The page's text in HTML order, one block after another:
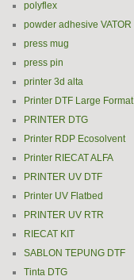
polyflex
powder adhesive VATOR
press mug
press pin
printer 3d alta
Printer DTF Large Format
PRINTER DTG
Printer RDP Ecosolvent
Printer RIECAT ALFA
PRINTER UV DTF
Printer UV Flatbed
PRINTER UV RTR
RIECAT KIT
SABLON TEPUNG DTF
Tinta DTG